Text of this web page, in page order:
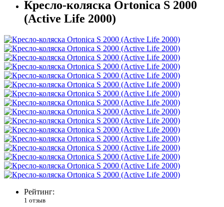
Кресло-коляска Ortonica S 2000
(Active Life 2000)
Рейтинг:
1 отзыв